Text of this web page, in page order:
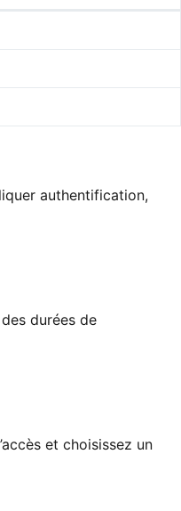
authentification,
durées de
et choisissez un